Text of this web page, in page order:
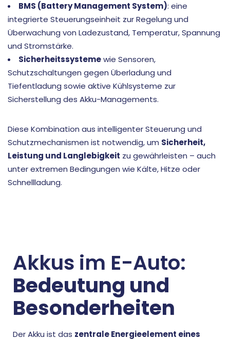
BMS (Battery Management System): eine
integrierte Steuerungseinheit zur Regelung und
Überwachung von Ladezustand, Temperatur, Spannung
und Stromstärke.
Sicherheitssystemewie Sensoren,
Schutzschaltungen gegen Überladung und
Tiefentladung sowie aktive Kühlsysteme zur
Sicherstellung des Akku-Managements.
Diese Kombination aus intelligenter Steuerung und
Schutzmechanismen ist notwendig, um Sicherheit,
Leistung und Langlebigkeit zu gewährleisten – auch
unter extremen Bedingungen wie Kälte, Hitze oder
Schnellladung.
Akkus im E-Auto:
Bedeutung und
Besonderheiten
Der Akku ist das zentrale Energieelement eines